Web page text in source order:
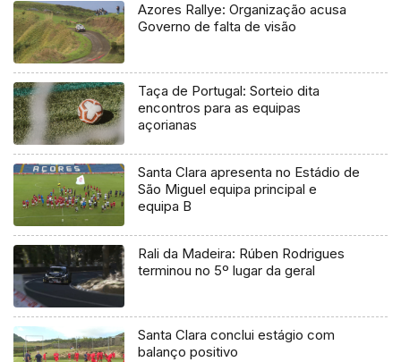
Azores Rallye: Organização acusa
Governo de falta de visão
Taça de Portugal: Sorteio dita
encontros para as equipas
açorianas
Santa Clara apresenta no Estádio de
São Miguel equipa principal e
equipa B
Rali da Madeira: Rúben Rodrigues
terminou no 5º lugar da geral
Santa Clara conclui estágio com
balanço positivo